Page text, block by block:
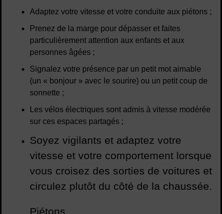
Adaptez votre vitesse et votre conduite aux piétons ;
Prenez de la marge pour dépasser et faites
particulièrement attention aux enfants et aux
personnes âgées ;
Signalez votre présence par un petit mot aimable
(un « bonjour » avec le sourire) ou un petit coup de
sonnette ;
Les vélos électriques sont admis à vitesse modérée
sur ces espaces partagés ;
Soyez vigilants et adaptez votre
vitesse et votre comportement lorsque
vous croisez des sorties de voitures et
circulez plutôt du côté de la chaussée.
Piétons